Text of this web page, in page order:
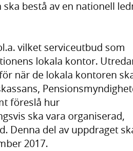
ska bestå av en nationell
vilket serviceutbud som
lokala kontor.
när de lokala kontoren
föreslå hur
ska vara organiserad,
Denna del av uppdraget
2017.